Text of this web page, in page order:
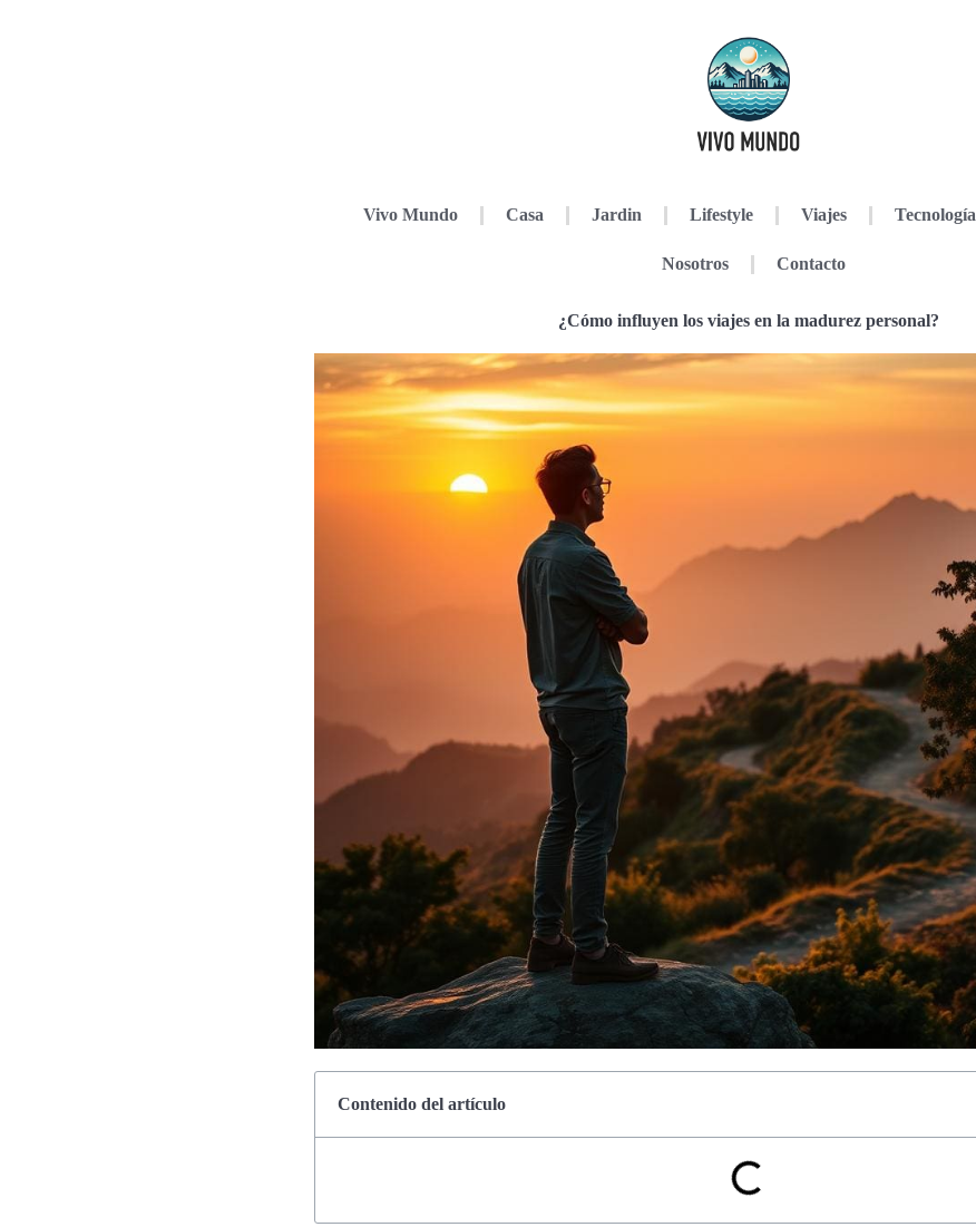
Vivo Mundo Casa Jardin Lifestyle Viajes Tecnología
Nosotros Contacto
¿Cómo influyen los viajes en la madurez personal?
Contenido del artículo